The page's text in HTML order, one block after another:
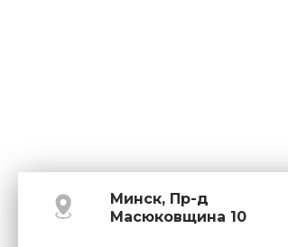
Минск, Пр-д
Масюковщина 10